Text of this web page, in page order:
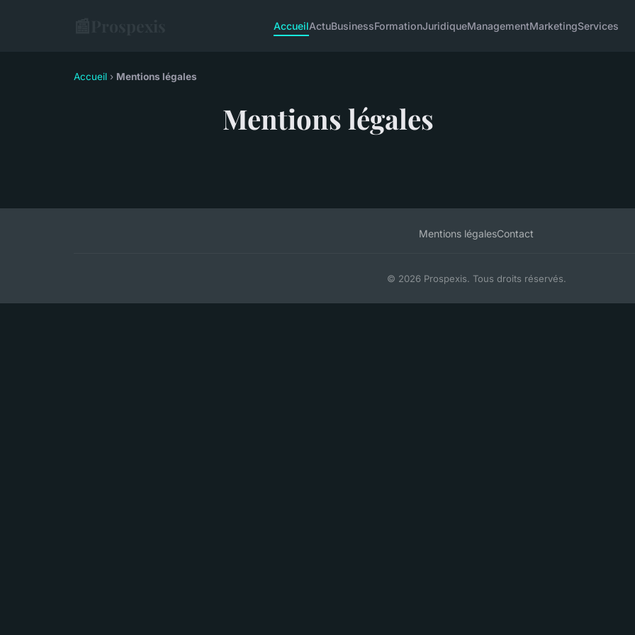
AccueilActuBusinessFormationJuridiqueManagementMarketingServices
Accueil › Mentions légales
Mentions légales
Mentions légalesContact
© 2026 Prospexis. Tous droits réservés.